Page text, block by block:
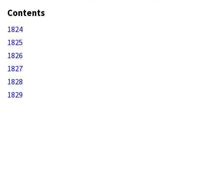
Contents
1824
1825
1826
1827
1828
1829